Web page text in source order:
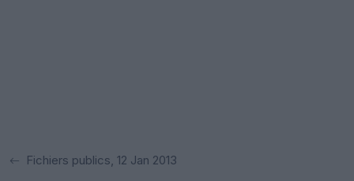
Fichiers publics, 12 Jan 2013